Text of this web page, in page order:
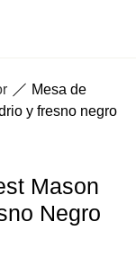
Mesa de
y fresno negro
Mason
Negro